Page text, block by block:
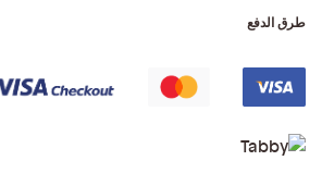
طرق الدفع